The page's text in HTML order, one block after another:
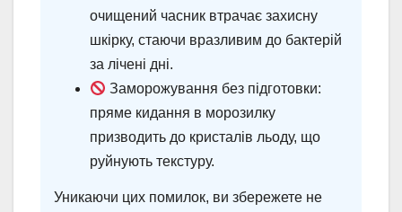
очищений часник втрачає захисну
шкірку, стаючи вразливим до бактерій
за лічені дні.
Заморожування без підготовки:
пряме кидання в морозилку
призводить до кристалів льоду, що
руйнують текстуру.
Уникаючи цих помилок, ви збережете не